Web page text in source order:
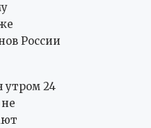
России
24